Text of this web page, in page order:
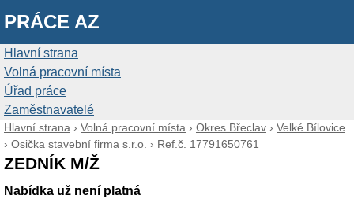
PRÁCE AZ
Hlavní strana
Volná pracovní místa
Úřad práce
Zaměstnavatelé
Hlavní strana › Volná pracovní místa › Okres Břeclav › Velké Bílovice
› Osička stavební firma s.r.o. › Ref.č. 17791650761
ZEDNÍK M/Ž
Nabídka už není platná